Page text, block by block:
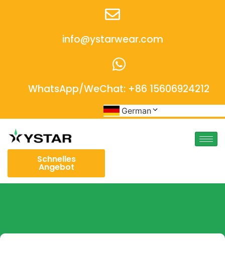
info@ystarwear.com
WhatsApp/WeChat: +86 15606924212
German
Schnelles
Angebot